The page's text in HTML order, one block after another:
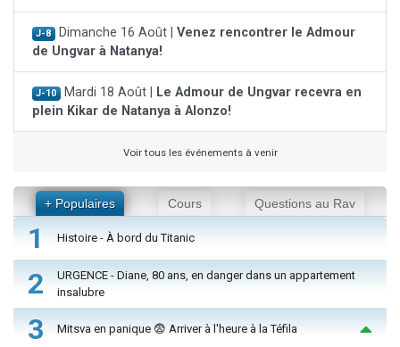
J-8 Dimanche 16 Août | Venez rencontrer le Admour
de Ungvar à Natanya!
J-10 Mardi 18 Août |
Le Admour de Ungvar recevra en
plein Kikar de Natanya à Alonzo!
Voir tous les événements à venir
+ Populaires Cours Questions au Rav
1 Histoire - À bord du Titanic
2
URGENCE - Diane, 80 ans, en danger dans un appartement
insalubre
3 Mitsva en panique 😨 Arriver à l'heure à la Téfila